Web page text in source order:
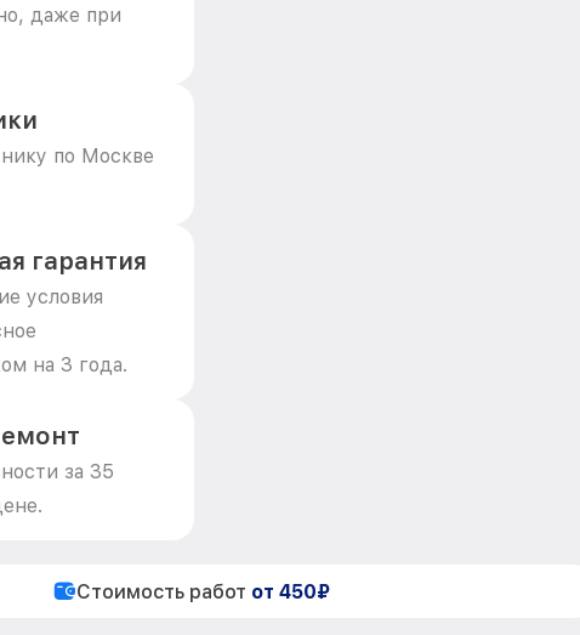
даже при
по Москве
гарантия
условия
на 3 года.
за 35
Стоимость работ от 450₽